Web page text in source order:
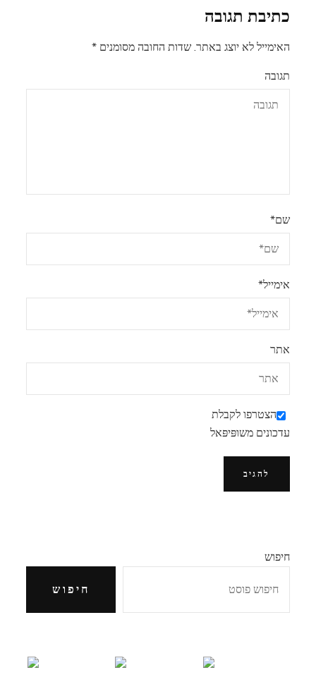
כתיבת תגובה
האימייל לא יוצג באתר. שדות החובה מסומנים*
תגובה
שם*
אימייל*
אתר
הצטרפו לקבלת
עדכונים משופּיפּאל
חיפוש
חיפוש